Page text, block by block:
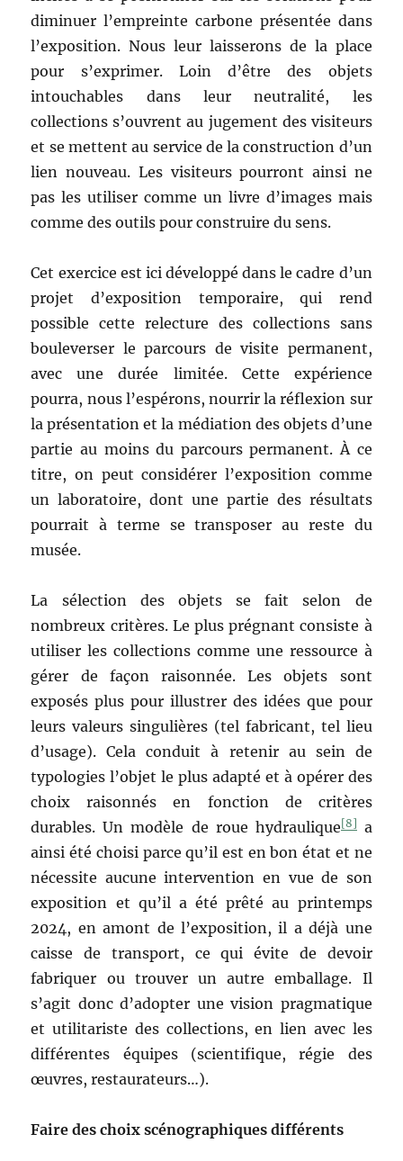
diminuer l’empreinte carbone présentée dans
l’exposition. Nous leur laisserons de la place
pour s’exprimer. Loin d’être des objets
intouchables dans leur neutralité, les
collections s’ouvrent au jugement des visiteurs
et se mettent au service de la construction d’un
lien nouveau. Les visiteurs pourront ainsi ne
pas les utiliser comme un livre d’images mais
comme des outils pour construire du sens.
Cet exercice est ici développé dans le cadre d’un
projet d’exposition temporaire, qui rend
possible cette relecture des collections sans
bouleverser le parcours de visite permanent,
avec une durée limitée. Cette expérience
pourra, nous l’espérons, nourrir la réflexion sur
la présentation et la médiation des objets d’une
partie au moins du parcours permanent. À ce
titre, on peut considérer l’exposition comme
un laboratoire, dont une partie des résultats
pourrait à terme se transposer au reste du
musée.
La sélection des objets se fait selon de
nombreux critères. Le plus prégnant consiste à
utiliser les collections comme une ressource à
gérer de façon raisonnée. Les objets sont
exposés plus pour illustrer des idées que pour
leurs valeurs singulières (tel fabricant, tel lieu
d’usage). Cela conduit à retenir au sein de
typologies l’objet le plus adapté et à opérer des
choix raisonnés en fonction de critères
durables. Un modèle de roue hydraulique[8]a
ainsi été choisi parce qu’il est en bon état et ne
nécessite aucune intervention en vue de son
exposition et qu’il a été prêté au printemps
2024, en amont de l’exposition, il a déjà une
caisse de transport, ce qui évite de devoir
fabriquer ou trouver un autre emballage. Il
s’agit donc d’adopter une vision pragmatique
et utilitariste des collections, en lien avec les
différentes équipes (scientifique, régie des
œuvres, restaurateurs…).
Faire des choix scénographiques différents